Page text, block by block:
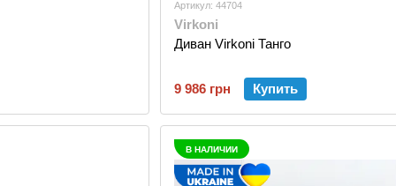
Артикул: 44704
Virkoni
Диван Virkoni Танго
9 986 грн Купить
В НАЛИЧИИ